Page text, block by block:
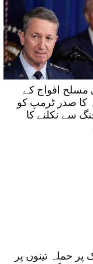
مسلح افواج کے
کا صدر ٹرمپ کو
سے نکلنے کا
پر حملہ تینوں پر